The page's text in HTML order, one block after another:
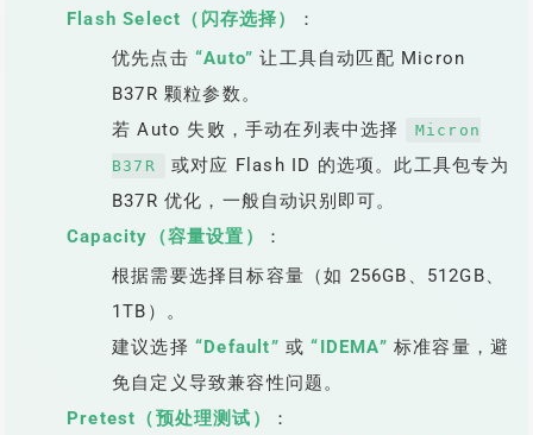
Flash Select（闪存选择）
：
优先点击 “Auto” 让工具自动匹配 Micron
B37R 颗粒参数。
若 Auto 失败，手动在列表中选择
Micron
B37R
或对应 Flash ID 的选项。此工具包专为
B37R 优化，一般自动识别即可。
Capacity（容量设置）
：
根据需要选择目标容量（如 256GB、512GB、
1TB）。
建议选择 “Default” 或“IDEMA” 标准容量，避
免自定义导致兼容性问题。
Pretest（预处理测试）
：